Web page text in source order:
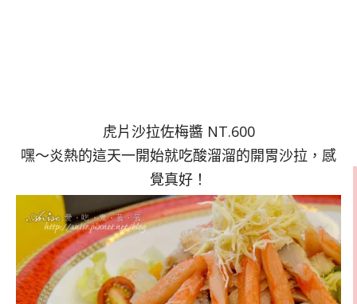
虎片沙拉佐梅醬 NT.600
嘿～炎熱的這天一開始就吃酸溜溜的開胃沙拉，感
覺真好！